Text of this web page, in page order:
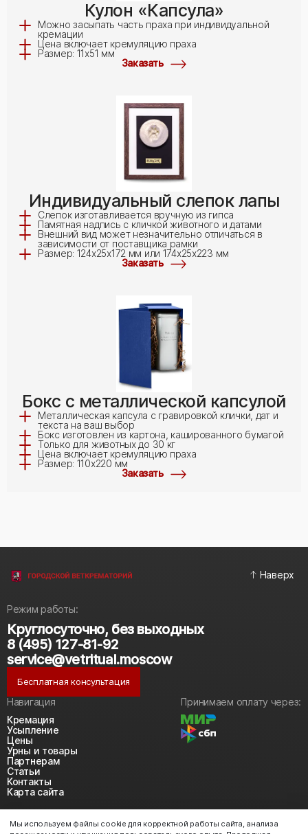
Кулон «Капсула»
Заказать
Можно засыпать часть праха при индивидуальной
кремации
Цена включает кремуляцию праха
Размер: 11х51 мм
Индивидуальный слепок лапы
Заказать
Слепок изготавливается вручную из гипса
Памятная надпись с кличкой животного и датами
Внешний вид может незначительно отличаться в
зависимости от поставщика рамки
Размер: 124х25х172 мм или 174х25х223 мм
Бокс с металлической капсулой
Заказать
Металлическая капсула с гравировкой клички, дат и
текста на ваш выбор
Бокс изготовлен из картона, кашированного бумагой
Только для животных до 30 кг
Цена включает кремуляцию праха
Размер: 110x220 мм
Наверх
Режим работы:
Круглосуточно, без выходных
8 (495) 127-81-92
service@vetritual.moscow
Бесплатная консультация
Навигация
Кремация
Усыпление
Цены
Урны и товары
Партнерам
Статьи
Контакты
Карта сайта
Принимаем оплату через:
Политика конфиденциальности
Мы используем файлы cookie для корректной работы сайта, анализа